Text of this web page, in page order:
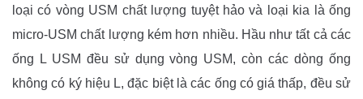
loại có vòng USM chất lượng tuyệt hảo và loại kia là ống
micro-USM chất lượng kém hơn nhiều. Hầu như tất cả các
ống L USM đều sử dụng vòng USM, còn các dòng ống
không có ký hiệu L, đặc biệt là các ống có giá thấp, đều sử